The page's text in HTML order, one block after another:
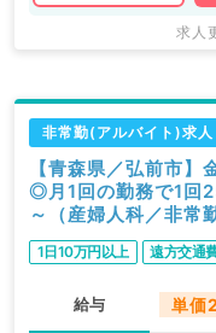
求人
非常勤(アルバイト)求人
【青森県／弘前市
◎月1回の勤務で1回
～（産婦人科／非常勤
1日10万円以上 遠方交通
給与 単